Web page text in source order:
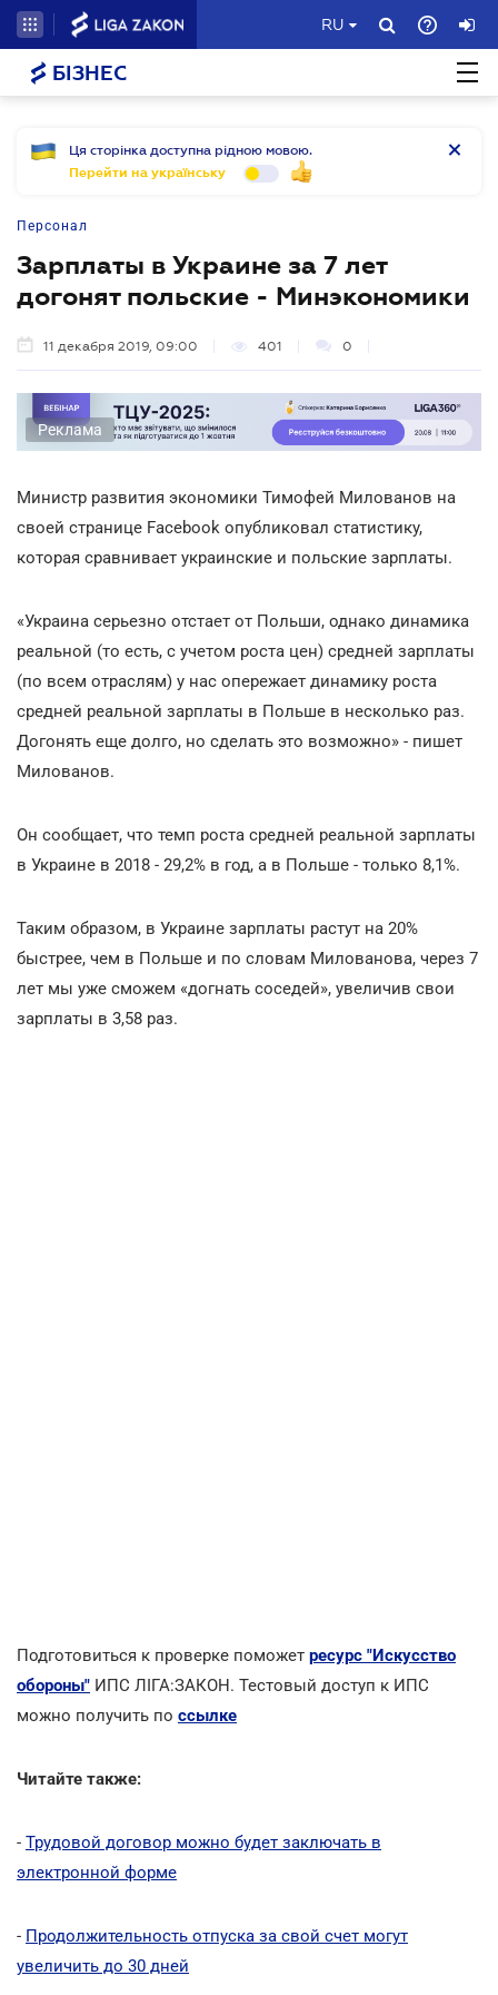
RU
БІЗНЕС
Ця сторінка доступна рідною мовою.
Перейти на українську
Персонал
Зарплаты в Украине за 7 лет
догонят польские - Минэкономики
11 декабря 2019, 09:00 401 0
Реклама
Министр развития экономики Тимофей Милованов на
своей странице Facebook опубликовал статистику,
которая сравнивает украинские и польские зарплаты.
«Украина серьезно отстает от Польши, однако динамика
реальной (то есть, с учетом роста цен) средней зарплаты
(по всем отраслям) у нас опережает динамику роста
средней реальной зарплаты в Польше в несколько раз.
Догонять еще долго, но сделать это возможно» - пишет
Милованов.
Он сообщает, что темп роста средней реальной зарплаты
в Украине в 2018 - 29,2% в год, а в Польше - только 8,1%.
Таким образом, в Украине зарплаты растут на 20%
быстрее, чем в Польше и по словам Милованова, через 7
лет мы уже сможем «догнать соседей», увеличив свои
зарплаты в 3,58 раз.
Подготовиться к проверке поможет ресурс "Искусство
обороны" ИПС ЛІГА:ЗАКОН. Тестовый доступ к ИПС
можно получить по ссылке
Читайте также:
- Трудовой договор можно будет заключать в
электронной форме
- Продолжительность отпуска за свой счет могут
увеличить до 30 дней